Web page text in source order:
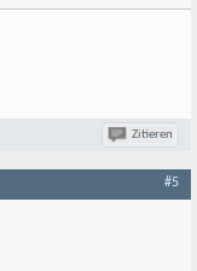
Zitieren
#5